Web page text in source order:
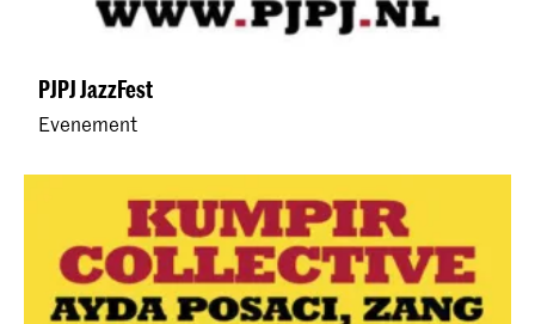
PJPJ JazzFest
Evenement